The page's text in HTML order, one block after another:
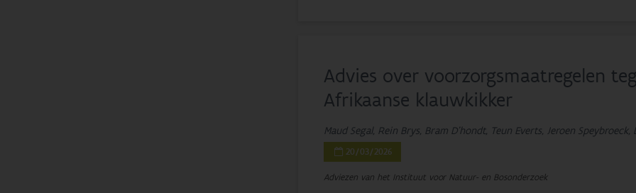
Advies over voorzorgsmaatregelen
Afrikaanse klauwkikker
Maud Segal, Rein Brys, Bram D'hondt, Teun Everts, Jeroen
20/03/2026
Adviezen van het Instituut voor Natuur- en Bosonderzoek